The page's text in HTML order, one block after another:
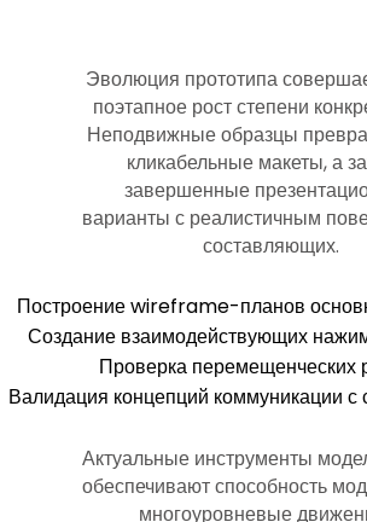
Эволюция прототипа
поэтапное рост степени
Неподвижные образцы
кликабельные макеты, а
завершенные
варианты с реалистичным
составляющих.
Построение wireframe-планов
Создание взаимодействующих
Проверка перемещенческих
Валидация концепций коммуникации
Актуальные инструменты
обеспечивают способность
многоуровневые